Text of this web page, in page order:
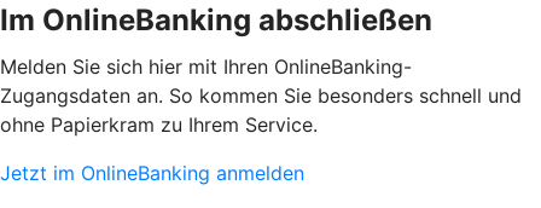
Im OnlineBanking abschließen
Melden Sie sich hier mit Ihren OnlineBanking-
Zugangsdaten an. So kommen Sie besonders schnell und
ohne Papierkram zu Ihrem Service.
Jetzt im OnlineBanking anmelden